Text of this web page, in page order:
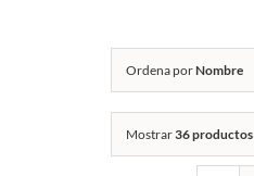
Ordena porNombre
Mostrar36 productos